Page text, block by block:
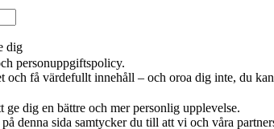
dig
personuppgiftspolicy.
och få värdefullt innehåll – och oroa dig inte, du
dig en bättre och mer personlig upplevelse.
denna sida samtycker du till att vi och våra